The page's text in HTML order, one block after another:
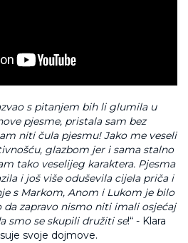
s pitanjem bih li glumila u
pjesme, pristala sam bez
niti čula pjesmu! Jako me veseli
glazbom jer i sama stalno
tako veselijeg karaktera. Pjesma
i još više oduševila cijela priča i
s Markom, Anom i Lukom je bilo
da zapravo nismo niti imali osjećaj
smo se skupili družiti se!“ - Klara
svoje dojmove.